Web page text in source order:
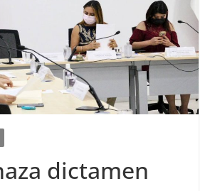
dictamen